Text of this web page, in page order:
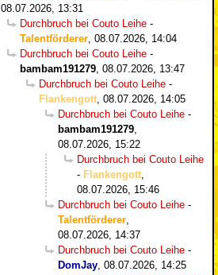
08.07.2026, 13:31
Durchbruch bei Couto Leihe -
Talentförderer 08.07.2026, 14:04
Durchbruch bei Couto Leihe -
bambam191279 08.07.2026, 13:47
Durchbruch bei Couto Leihe -
Flankengott 08.07.2026, 14:05
Durchbruch bei Couto Leihe -
bambam191279
08.07.2026, 15:22
Durchbruch bei Couto Leihe
- Flankengott
08.07.2026, 15:46
Durchbruch bei Couto Leihe -
Talentförderer
08.07.2026, 14:37
Durchbruch bei Couto Leihe -
DomJay 08.07.2026, 14:25